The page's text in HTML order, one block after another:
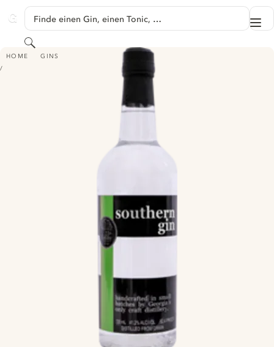
GINVENTORY
Finde einen Gin, einen Tonic, …
Suchen
HOME GINS
SOUTHERN GIN